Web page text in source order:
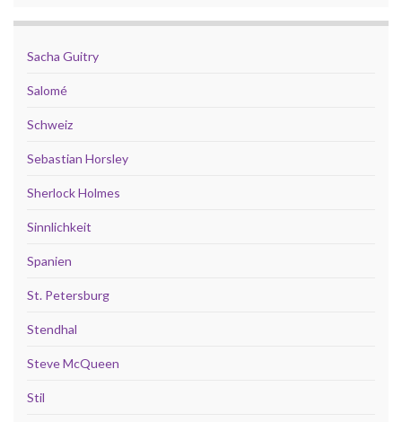
Sacha Guitry
Salomé
Schweiz
Sebastian Horsley
Sherlock Holmes
Sinnlichkeit
Spanien
St. Petersburg
Stendhal
Steve McQueen
Stil